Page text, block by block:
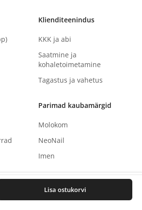
Lisa ostukorvi
Klienditeenindus
KKK ja abi
Saatmine ja
kohaletoimetamine
Tagastus ja vahetus
Parimad kaubamärgid
Molokom
NeoNail
Imen
2026NaNails.eu Kõik õigused kaitstud
teie kogemuse parandamiseks.
meie privaatsuspoliitikaga.